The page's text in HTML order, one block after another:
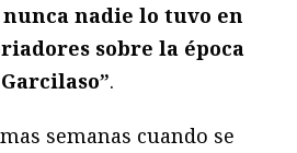
nunca nadie lo tuvo en
sobre la época
.
semanas cuando se